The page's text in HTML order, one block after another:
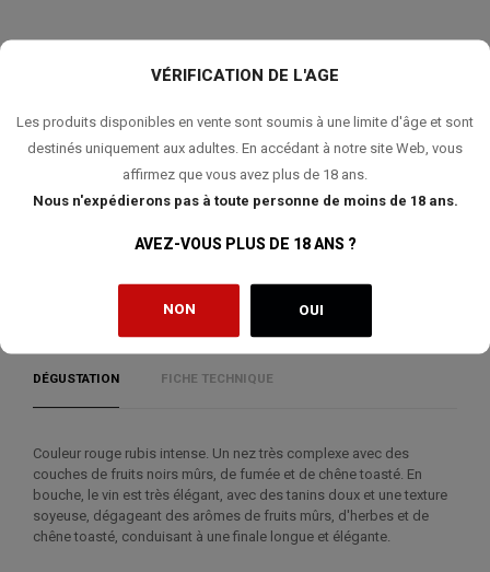
VÉRIFICATION DE L'AGE
Les produits disponibles en vente sont soumis à une limite d'âge et sont
destinés uniquement aux adultes. En accédant à notre site Web, vous
affirmez que vous avez plus de 18 ans.
Nous n'expédierons pas à toute personne de moins de 18 ans.
AVEZ-VOUS PLUS DE 18 ANS ?
NON OUI
DÉGUSTATION FICHE TECHNIQUE
Couleur rouge rubis intense. Un nez très complexe avec des
couches de fruits noirs mûrs, de fumée et de chêne toasté. En
bouche, le vin est très élégant, avec des tanins doux et une texture
soyeuse, dégageant des arômes de fruits mûrs, d'herbes et de
chêne toasté, conduisant à une finale longue et élégante.